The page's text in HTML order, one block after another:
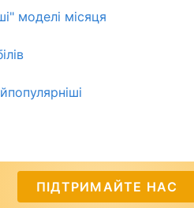
моделі місяця
ПІДТРИМАЙТЕ НАС